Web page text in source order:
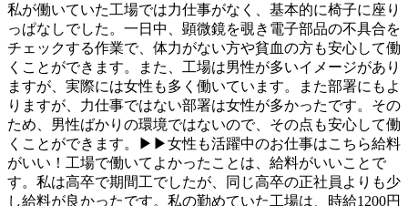
私が働いていた工場では力仕事がなく、基本的に椅子に座り
っぱなしでした。一日中、顕微鏡を覗き電子部品の不具合を
チェックする作業で、体力がない方や貧血の方も安心して働
くことができます。また、工場は男性が多いイメージがあり
ますが、実際には女性も多く働いています。また部署にもよ
りますが、力仕事ではない部署は女性が多かったです。その
ため、男性ばかりの環境ではないので、その点も安心して働
くことができます。▶▶女性も活躍中のお仕事はこちら給料
がいい！工場で働いてよかったことは、給料がいいことで
す。私は高卒で期間工でしたが、同じ高卒の正社員よりも少
し給料が良かったです。私の勤めていた工場は、時給1200円